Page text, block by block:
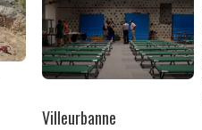
Villeurbanne